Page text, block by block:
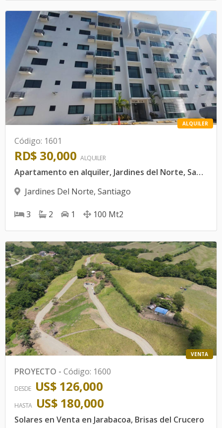
ALQUILER
Código: 1601
RD$ 30,000 ALQUILER
Apartamento en alquiler, Jardines del Norte, Santiago
Jardines Del Norte, Santiago
3 2 1 100 Mt2
VENTA
PROYECTO - Código: 1600
DESDE US$ 126,000
HASTA US$ 180,000
Solares en Venta en Jarabacoa, Brisas del Crucero